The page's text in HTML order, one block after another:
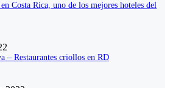
Costa Rica, uno de los mejores hoteles del
– Restaurantes criollos en RD